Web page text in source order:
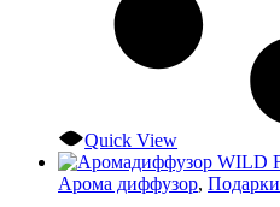
Quick View
Арома диффузор, Подарки